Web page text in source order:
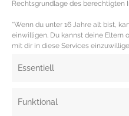
Rechtsgrundlage des berechtigten
*Wenn du unter 16 Jahre alt bist,
einwilligen. Du kannst deine Eltern
mit dir in diese Services
Essentiell
Funktional
Pfefferminze